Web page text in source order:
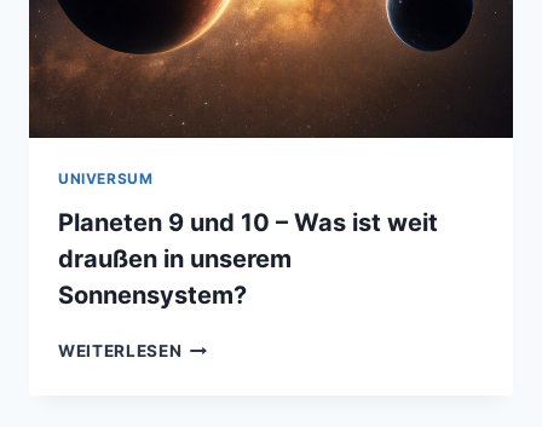
UNIVERSUM
Planeten 9 und 10 – Was ist weit
draußen in unserem
Sonnensystem?
WEITERLESEN PLANETEN